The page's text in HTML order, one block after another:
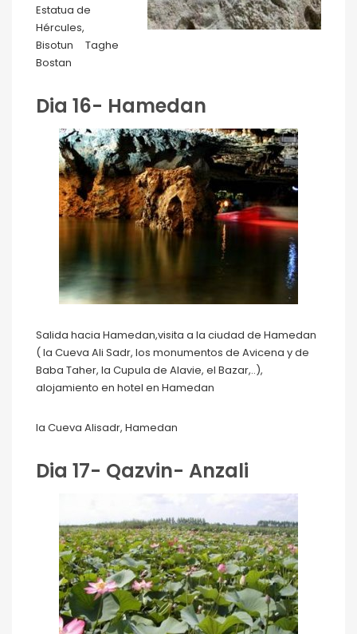
Estatua de
Hércules,
Bisotun Taghe
Bostan
Dia 16- Hamedan
Salida hacia Hamedan,visita a la ciudad de Hamedan
( la Cueva Ali Sadr, los monumentos de Avicena y de
Baba Taher, la Cupula de Alavie, el Bazar,..),
alojamiento en hotel en Hamedan
la Cueva Alisadr, Hamedan
Dia 17- Qazvin- Anzali